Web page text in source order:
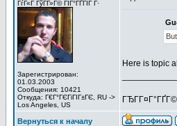
ГѓГ«Г ГўГ­Г»Г© ГІГ°ГҐГЇГ Г·
Зарегистрирован:
01.03.2003
Сообщения: 10421
Откуда: Г€Г°ГЄГіГІГ±ГЄ, RU ->
Los Angeles, US
Here is topic
Вернуться к началу